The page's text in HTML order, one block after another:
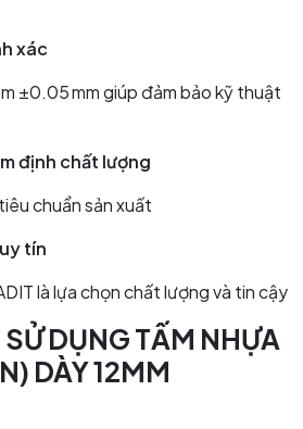
xác
±0.05 mm giúp đảm bảo kỹ thuật
định chất lượng
chuẩn sản xuất
tín
là lựa chọn chất lượng và tin cậy
DỤNG TẤM NHỰA
DÀY 12MM